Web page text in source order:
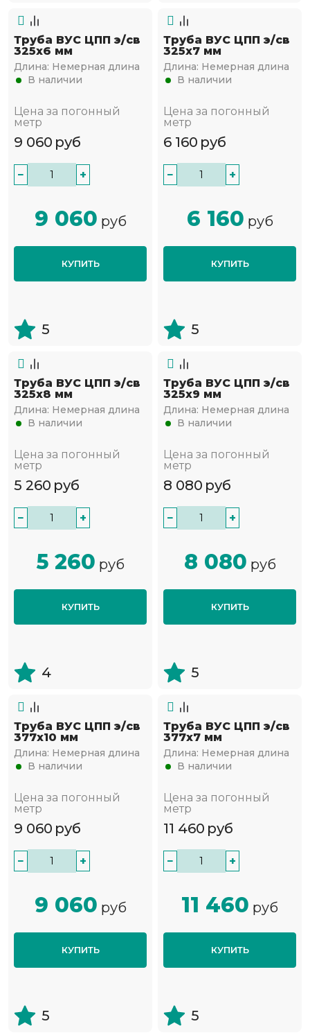
Труба ВУС ЦПП э/св
325х6 мм
Длина: Немерная длина
В наличии
Цена за погонный
метр
9 060 руб
− +
9 060 руб
КУПИТЬ
5
Труба ВУС ЦПП э/св
325х7 мм
Длина: Немерная длина
В наличии
Цена за погонный
метр
6 160 руб
− +
6 160 руб
КУПИТЬ
5
Труба ВУС ЦПП э/св
325х8 мм
Длина: Немерная длина
В наличии
Цена за погонный
метр
5 260 руб
− +
5 260 руб
КУПИТЬ
4
Труба ВУС ЦПП э/св
325х9 мм
Длина: Немерная длина
В наличии
Цена за погонный
метр
8 080 руб
− +
8 080 руб
КУПИТЬ
5
Труба ВУС ЦПП э/св
377х10 мм
Длина: Немерная длина
В наличии
Цена за погонный
метр
9 060 руб
− +
9 060 руб
КУПИТЬ
5
Труба ВУС ЦПП э/св
377х7 мм
Длина: Немерная длина
В наличии
Цена за погонный
метр
11 460 руб
− +
11 460 руб
КУПИТЬ
5